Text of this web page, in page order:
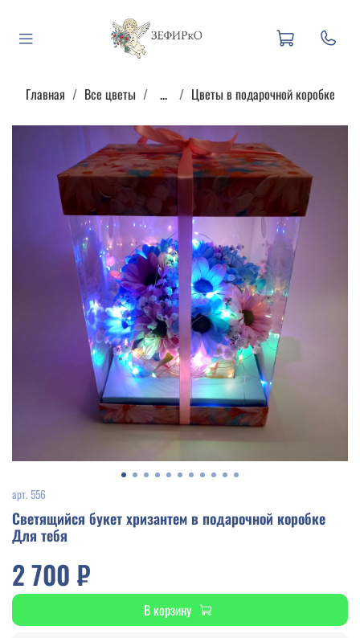
Главная Все цветы ... Цветы в подарочной коробке
арт. 556
Светящийся букет хризантем в подарочной коробке
Для тебя
2 700 ₽
В корзину